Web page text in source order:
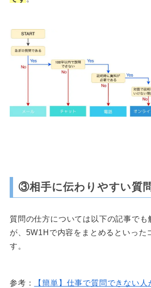
③相手に伝わりやすい質
質問の仕方については以下の記事でも
が、5W1Hで内容をまとめるといった
す。
参考：
【簡単】仕事で質問できない